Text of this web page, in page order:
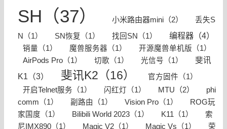
SH（37）
小米路由器mini（2）
丢失S
N（1）
SN恢复（1） 找回SN（1） 编程器（4）
销量（1） 魔兽服务器（1）
开源魔兽单机版（1）
AirPods Pro（1）
切歌（1） 光信号（1）
斐讯
K1（3）
斐讯K2（16）
官方固件（1）
开启Telnet服务（1）
闪红灯（1） MTU（2）
phi
comm（1）
副路由（1） Vision Pro（1）
ROG玩
家国度（1）
Bilibili World 2023（1） K11（1）
索
尼IMX890（1）
Magic V2（1） Magic Vs（1） 荣